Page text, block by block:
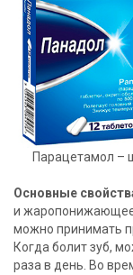
Парацетамол –
Основные
и жаропонижающее
можно принимать
Когда болит зуб,
раза в день. Во